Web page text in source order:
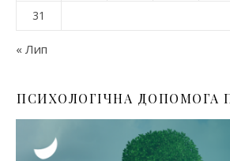
31
« Лип
ПСИХОЛОГІЧНА ДОПОМОГА